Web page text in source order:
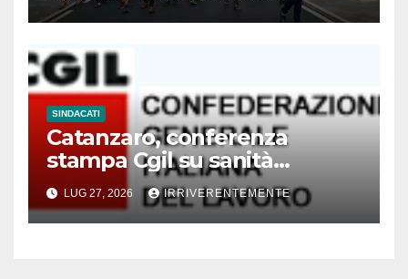
SINDACATI
Catanzaro, conferenza
stampa Cgil su sanità
calabrese
LUG 27, 2026 IRRIVERENTEMENTE